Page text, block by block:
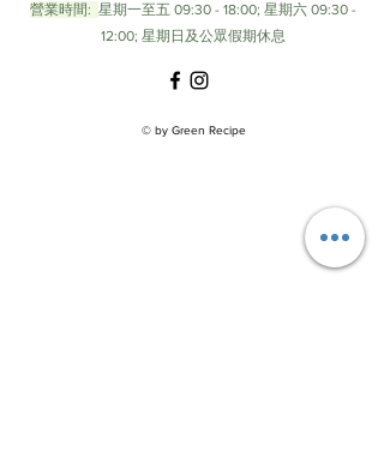
營業時間: 星期一至五 09:30 - 18:00; 星期六 09:30 -
12:00; 星期日及公眾假期休息
© by Green Recipe